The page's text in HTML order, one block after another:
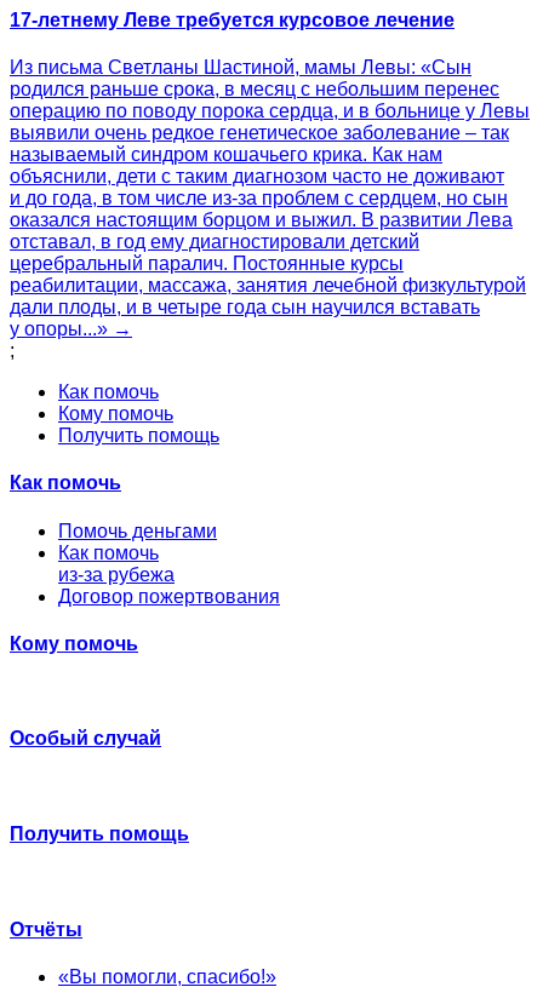
17-летнему Леве требуется курсовое лечение
Из письма Светланы Шастиной, мамы Левы: «Сын
родился раньше срока, в месяц с небольшим перенес
операцию по поводу порока сердца, и в больнице у Левы
выявили очень редкое генетическое заболевание – так
называемый синдром кошачьего крика. Как нам
объяснили, дети с таким диагнозом часто не доживают
и до года, в том числе из-за проблем с сердцем, но сын
оказался настоящим борцом и выжил. В развитии Лева
отставал, в год ему диагностировали детский
церебральный паралич. Постоянные курсы
реабилитации, массажа, занятия лечебной физкультурой
дали плоды, и в четыре года сын научился вставать
у опоры...» →
;
Как помочь
Кому помочь
Получить помощь
Как помочь
Помочь деньгами
Как помочь
из-за рубежа
Договор пожертвования
Кому помочь
Особый случай
Получить помощь
Отчёты
«Вы помогли, спасибо!»